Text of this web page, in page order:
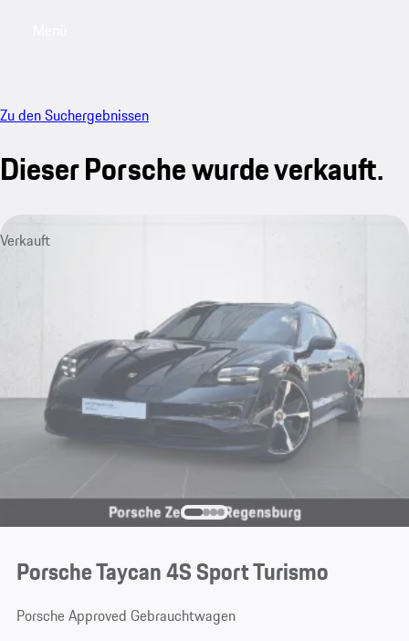
Zu den Suchergebnissen
Dieser Porsche wurde verkauft.
Verkauft
Porsche Taycan 4S Sport Turismo
Porsche Approved Gebrauchtwagen